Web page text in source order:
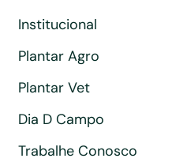
Institucional
Plantar Agro
Plantar Vet
Dia D Campo
Trabalhe Conosco